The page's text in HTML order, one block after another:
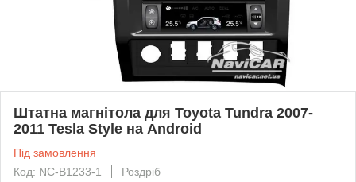
Штатна магнітола для Toyota Tundra 2007-
2011 Tesla Style на Android
Під замовлення
Код: NC-B1233-1
Роздріб